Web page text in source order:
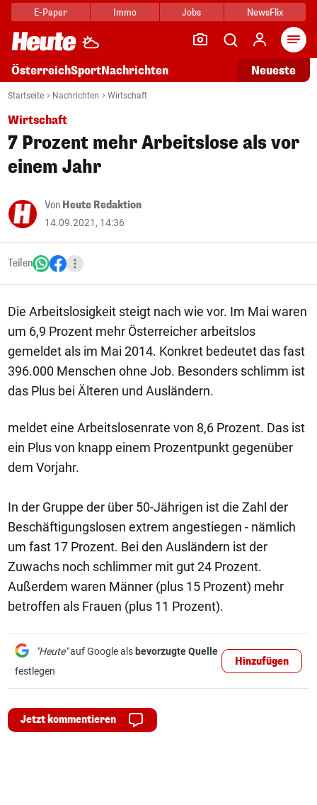
E-Paper Immo Jobs NewsFlix
ÖsterreichSportNachrichten Neueste
Startseite Nachrichten Wirtschaft
Wirtschaft
7 Prozent mehr Arbeitslose als vor
einem Jahr
Von Heute Redaktion
14.09.2021, 14:36
Teilen
Die Arbeitslosigkeit steigt nach wie vor. Im Mai waren
um 6,9 Prozent mehr Österreicher arbeitslos
gemeldet als im Mai 2014. Konkret bedeutet das fast
396.000 Menschen ohne Job. Besonders schlimm ist
das Plus bei Älteren und Ausländern.
meldet eine Arbeitslosenrate von 8,6 Prozent. Das ist
ein Plus von knapp einem Prozentpunkt gegenüber
dem Vorjahr.
In der Gruppe der über 50-Jährigen ist die Zahl der
Beschäftigungslosen extrem angestiegen - nämlich
um fast 17 Prozent. Bei den Ausländern ist der
Zuwachs noch schlimmer mit gut 24 Prozent.
Außerdem waren Männer (plus 15 Prozent) mehr
betroffen als Frauen (plus 11 Prozent).
"Heute"auf Google als bevorzugte Quelle
festlegen
Hinzufügen
Jetzt kommentieren